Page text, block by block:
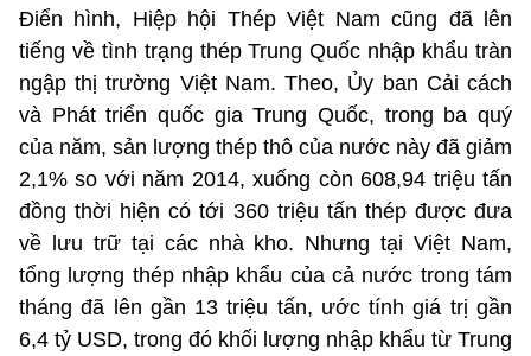
Điển hình, Hiệp hội Thép Việt Nam cũng đã lên
tiếng về tình trạng thép Trung Quốc nhập khẩu tràn
ngập thị trường Việt Nam. Theo, Ủy ban Cải cách
và Phát triển quốc gia Trung Quốc, trong ba quý
của năm, sản lượng thép thô của nước này đã giảm
2,1% so với năm 2014, xuống còn 608,94 triệu tấn
đồng thời hiện có tới 360 triệu tấn thép được đưa
về lưu trữ tại các nhà kho. Nhưng tại Việt Nam,
tổng lượng thép nhập khẩu của cả nước trong tám
tháng đã lên gần 13 triệu tấn, ước tính giá trị gần
6,4 tỷ USD, trong đó khối lượng nhập khẩu từ Trung